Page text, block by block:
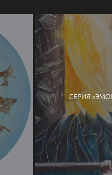
СЕРИЯ